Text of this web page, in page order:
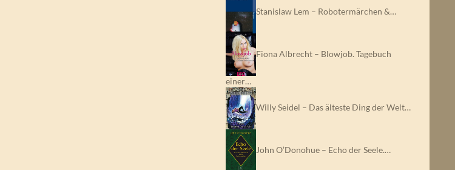
Stanislaw Lem – Robotermärchen &…
Fiona Albrecht – Blowjob. Tagebuch
einer…
Willy Seidel – Das älteste Ding der Welt…
John O’Donohue – Echo der Seele.…